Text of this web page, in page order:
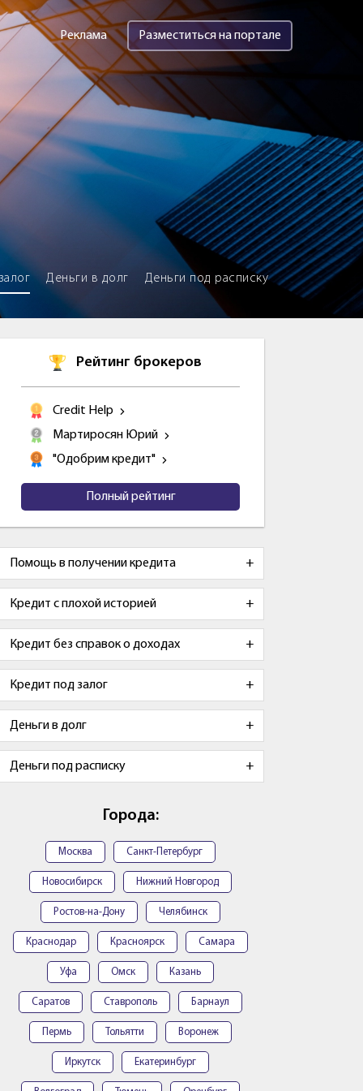
Реклама Разместиться на портале
Деньги в долг Деньги под расписку
Рейтинг брокеров
Credit Help
Мартиросян Юрий
"Одобрим кредит"
Полный рейтинг
Помощь в получении кредита
Кредит с плохой историей
Кредит без справок о доходах
Кредит под залог
Деньги в долг
Деньги под расписку
Города:
Москва Санкт-Петербург
Новосибирск Нижний Новгород
Ростов-на-Дону Челябинск
Краснодар Красноярск Самара
Уфа Омск Казань
Саратов Ставрополь Барнаул
Пермь Тольятти Воронеж
Иркутск Екатеринбург